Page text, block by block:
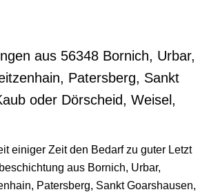
aus 56348 Bornich, Urbar,
Patersberg, Sankt
oder Dörscheid, Weisel,
einiger Zeit den Bedarf zu guter Letzt
aus Bornich, Urbar,
Patersberg, Sankt Goarshausen,